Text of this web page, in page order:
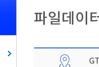
파일데이